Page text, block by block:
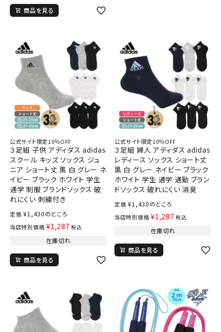
商品を見る
公式サイト限定10％OFF
３足組 子供 アディダス adidas
スクール キッズ ソックス ジュ
ニア ショート丈 黒 白 グレー ネ
イビー ブラック ホワイト 学生
通学 制服 ブランドソックス 破
れにくい 刺繍付き
定価 ¥1,430のところ
当店特別価格 ¥1,287 税込
在庫切れ
商品を見る
公式サイト限定10％OFF
３足組 婦人 アディダス adidas
レディース ソックス ショート丈
黒 白 グレー ネイビー ブラック
ホワイト 学生 通学 通勤 ブラン
ドソックス 破れにくい 消臭
定価 ¥1,430のところ
当店特別価格 ¥1,287 税込
在庫切れ
商品を見る